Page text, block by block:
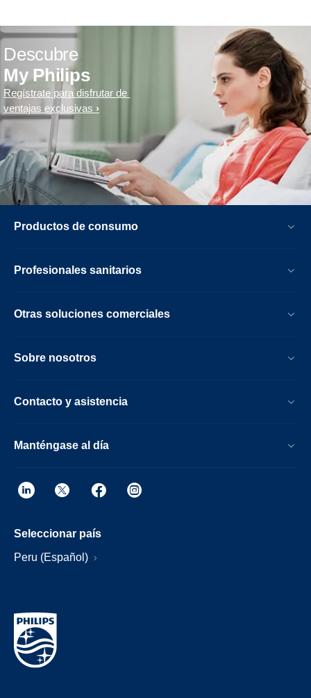
Descubre
My Philips
Regístrate para disfrutar de
ventajas exclusivas
Productos de consumo
Profesionales sanitarios
Otras soluciones comerciales
Sobre nosotros
Contacto y asistencia
Manténgase al día
Seleccionar país
Peru (Español)